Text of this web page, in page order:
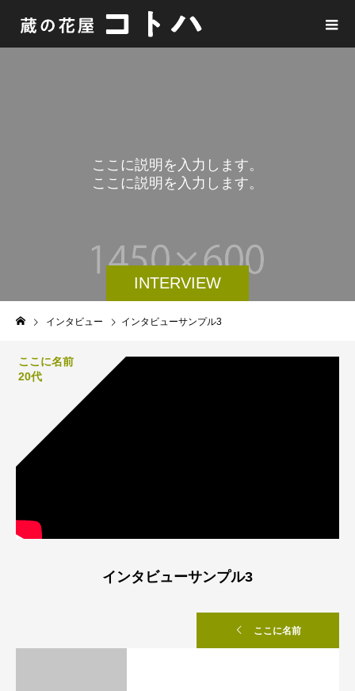
INTERVIEW
こ こ に説明 を 入 力 し ま す。
こ こ に説明 を 入 力 し ま す。
インタビュー インタビューサンプル3
ここに名前
20代
インタビューサンプル3
ここに名前